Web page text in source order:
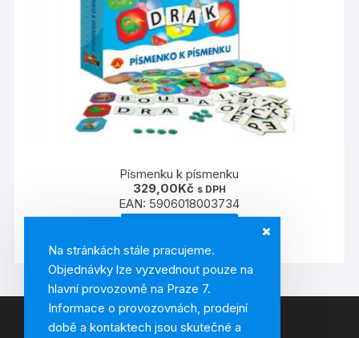
Na stránkách stále pracujeme.
Objednávky lze vyzvednout pouze na
hlavní provozovně na Praze 7.
Informace o provozovnách, prodejní
době a kontaktech jsou skutečné a
Písmenku k písmenku
329,00Kč s DPH
EAN: 5906018003734